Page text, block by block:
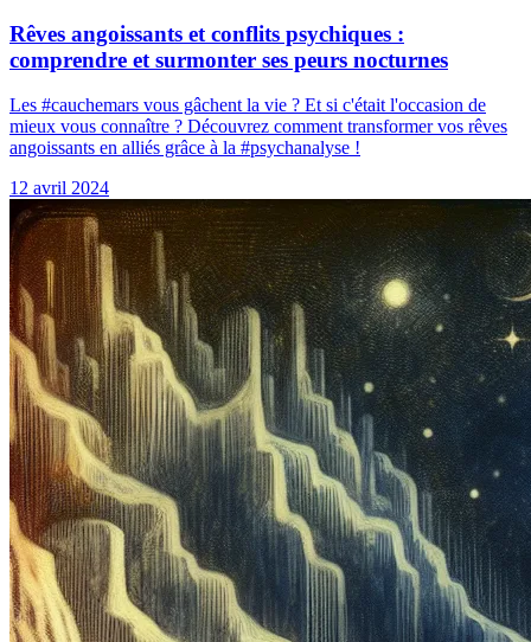
Rêves angoissants et conflits psychiques :
comprendre et surmonter ses peurs nocturnes
Les #cauchemars vous gâchent la vie ? Et si c'était l'occasion de
mieux vous connaître ? Découvrez comment transformer vos rêves
angoissants en alliés grâce à la #psychanalyse !
12 avril 2024